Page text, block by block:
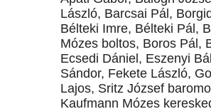
László, Barcsai Pál,
Bélteki Imre, Bélteki Pál,
Mózes boltos, Boros Pál,
Ecsedi Dániel, Eszenyi
Sándor, Fekete László,
Lajos, Sritz József
Kaufmann Mózes